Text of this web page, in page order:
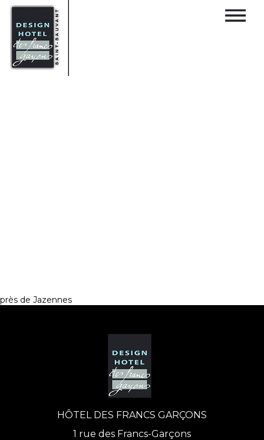
près de Jazennes
HÔTEL DES FRANCS GARÇONS
1 rue des Francs-Garçons